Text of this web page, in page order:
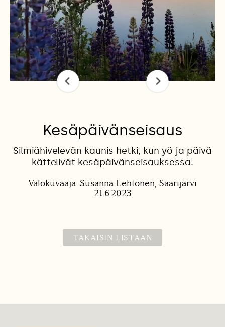
Kesäpäivänseisaus
Silmiähivelevän kaunis hetki, kun yö ja päivä
kättelivät kesäpäivänseisauksessa.
Valokuvaaja: Susanna Lehtonen, Saarijärvi
21.6.2023
TAKAISIN LISTAAN